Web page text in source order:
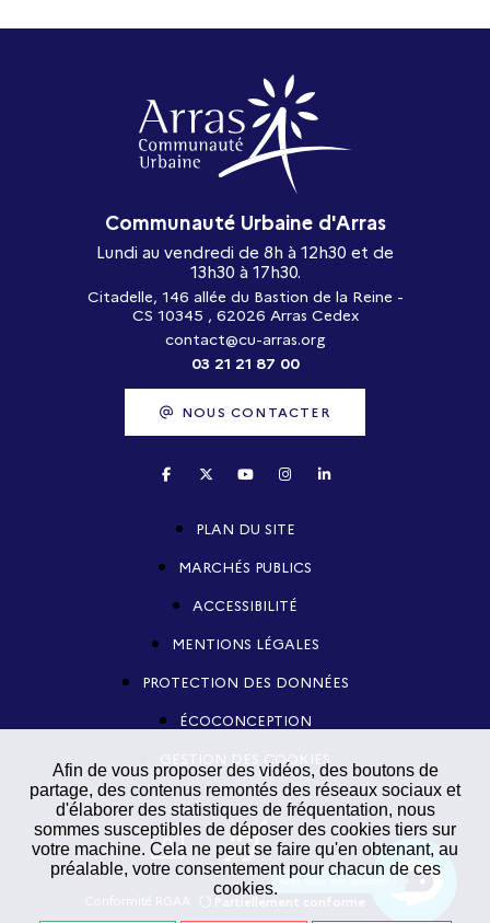
Afin de vous proposer des vidéos, des boutons de
partage, des contenus remontés des réseaux sociaux et
d'élaborer des statistiques de fréquentation, nous
sommes susceptibles de déposer des cookies tiers sur
votre machine. Cela ne peut se faire qu'en obtenant, au
préalable, votre consentement pour chacun de ces
cookies.
Communauté Urbaine d'Arras
Lundi au vendredi de 8h à 12h30 et de
13h30 à 17h30.
Citadelle, 146 allée du Bastion de la Reine -
CS 10345 , 62026 Arras Cedex
contact@cu-arras.org
03 21 21 87 00
NOUS CONTACTER
PLAN DU SITE
MARCHÉS PUBLICS
ACCESSIBILITÉ
MENTIONS LÉGALES
PROTECTION DES DONNÉES
ÉCOCONCEPTION
GESTION DES COOKIES
Avez-vous une question ?